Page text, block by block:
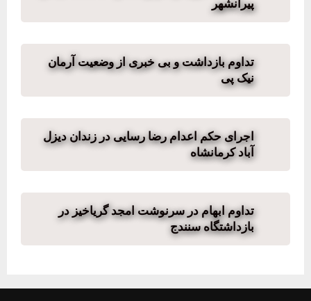
پیرانشهر
تداوم بازداشت و بی خبری از وضعیت آرمان
نیک پی
اجرای حکم اعدام رضا رسایی در زندان دیزل
آباد کرمانشاه
تداوم ابهام در سرنوشت امجد گریاخیز‌‌‌ در
بازداشتگاه سنندج